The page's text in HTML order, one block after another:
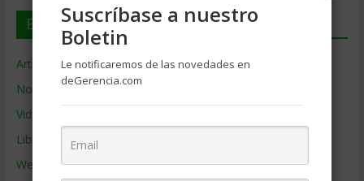
En deGerencia.com
Artículos de Gerencia
Noticias de Gerencia
Videos de Gerencia
Libros de Gerencia
Webs de Gerencia
Suscríbase a nuestro
Boletin
Le notificaremos de las novedades en
deGerencia.com